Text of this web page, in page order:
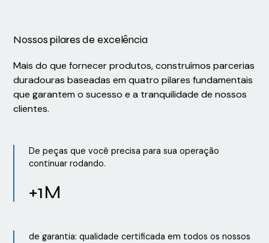
Nossos pilares de excelência
Mais do que fornecer produtos, construímos parcerias
duradouras baseadas em quatro pilares fundamentais
que garantem o sucesso e a tranquilidade de nossos
clientes.
De peças que você precisa para sua operação
continuar rodando.
+1M
de garantia: qualidade certificada em todos os nossos